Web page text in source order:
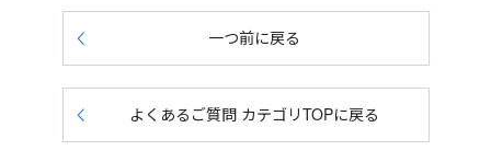
一つ前に戻る
よくあるご質問 カテゴリTOPに戻る